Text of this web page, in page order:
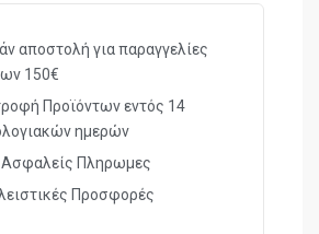
αποστολή για παραγγελίες
150€
Προϊόντων εντός 14
ημερών
Ασφαλείς Πληρωμες
Προσφορές